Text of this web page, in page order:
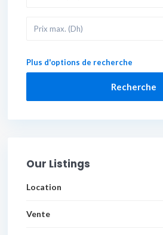
Plus d'options de recherche
Recherche
Our Listings
Location
Vente